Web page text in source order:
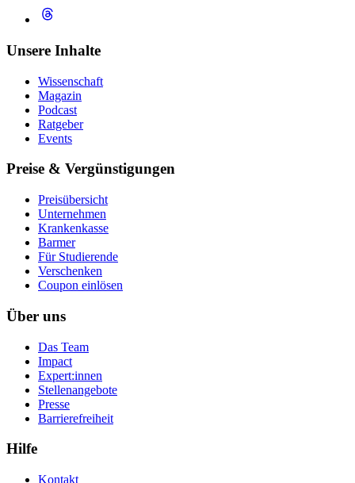
Unsere Inhalte
Wissenschaft
Magazin
Podcast
Ratgeber
Events
Preise & Vergünstigungen
Preisübersicht
Unternehmen
Krankenkasse
Barmer
Für Studierende
Ver­schen­ken
Coupon einlösen
Über uns
Das Team
Impact
Expert:innen
Stellenangebote
Presse
Barrierefreiheit
Hilfe
Kontakt